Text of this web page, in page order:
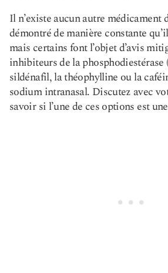
Il n’existe aucun autre médicament
démontré de manière constante
mais certains font l’objet d’avis
inhibiteurs de la phosphodiestérase
sildénafil, la théophylline ou la
sodium intranasal. Discutez avec
savoir si l’une de ces options est